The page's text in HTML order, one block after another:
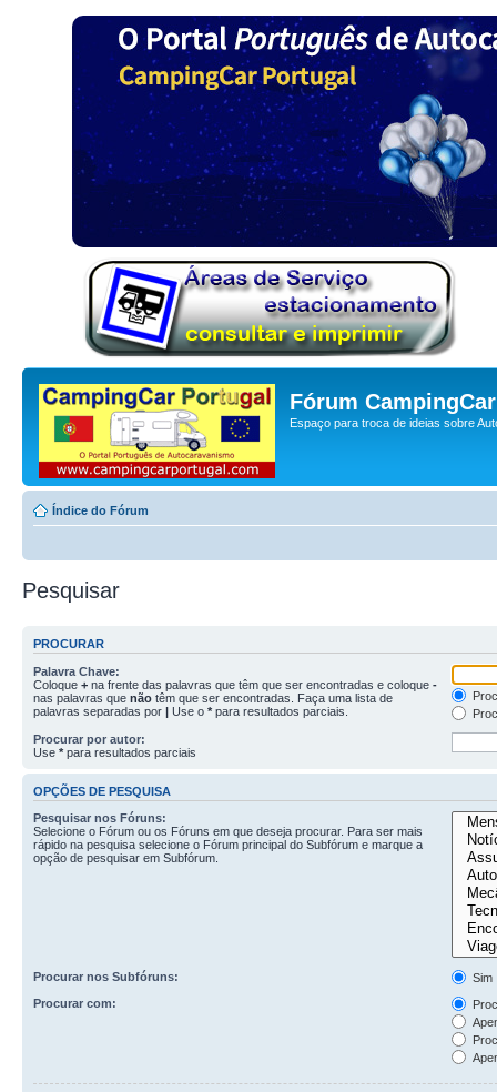
Fórum
Espaço para troca de ideias sobre
Índice do Fórum
Pesquisar
PROCURAR
Palavra Chave:
Coloque + na frente das palavras que têm que ser encontradas e coloque -
nas palavras que não têm que ser encontradas. Faça uma lista de
palavras separadas por | Use o * para resultados parciais.
Procurar por autor:
Use * para resultados parciais
OPÇÕES DE PESQUISA
Pesquisar nos Fóruns:
Selecione o Fórum ou os Fóruns em que deseja procurar. Para ser mais
rápido na pesquisa selecione o Fórum principal do Subfórum e marque a
opção de pesquisar em Subfórum.
Procurar nos Subfóruns:
Sim
Procurar com: